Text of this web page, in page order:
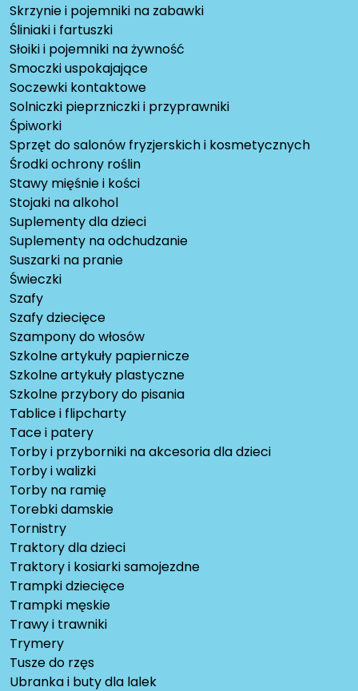
Skrzynie i pojemniki na zabawki
Śliniaki i fartuszki
Słoiki i pojemniki na żywność
Smoczki uspokajające
Soczewki kontaktowe
Solniczki pieprzniczki i przyprawniki
Śpiworki
Sprzęt do salonów fryzjerskich i kosmetycznych
Środki ochrony roślin
Stawy mięśnie i kości
Stojaki na alkohol
Suplementy dla dzieci
Suplementy na odchudzanie
Suszarki na pranie
Świeczki
Szafy
Szafy dziecięce
Szampony do włosów
Szkolne artykuły papiernicze
Szkolne artykuły plastyczne
Szkolne przybory do pisania
Tablice i flipcharty
Tace i patery
Torby i przyborniki na akcesoria dla dzieci
Torby i walizki
Torby na ramię
Torebki damskie
Tornistry
Traktory dla dzieci
Traktory i kosiarki samojezdne
Trampki dziecięce
Trampki męskie
Trawy i trawniki
Trymery
Tusze do rzęs
Ubranka i buty dla lalek